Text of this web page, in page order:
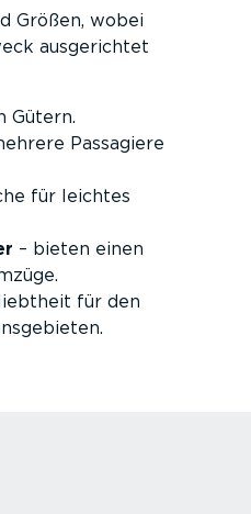
Größen, wobei
ausge­richtet
Gütern.
Passagiere
für leichtes
– bieten einen
für den